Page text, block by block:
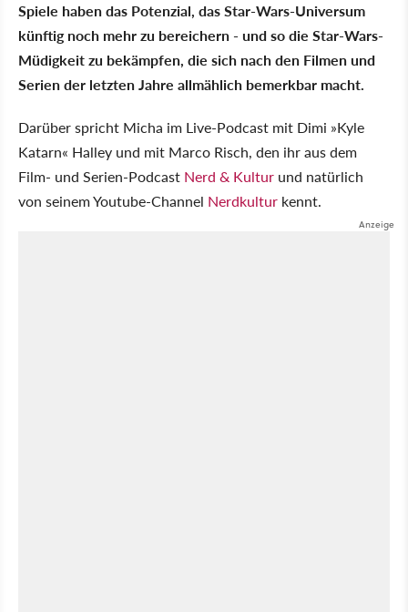
Spiele haben das Potenzial, das Star-Wars-Universum
künftig noch mehr zu bereichern - und so die Star-Wars-
Müdigkeit zu bekämpfen, die sich nach den Filmen und
Serien der letzten Jahre allmählich bemerkbar macht.
Darüber spricht Micha im Live-Podcast mit Dimi »Kyle
Katarn« Halley und mit Marco Risch, den ihr aus dem
Film- und Serien-Podcast Nerd & Kultur und natürlich
von seinem Youtube-Channel Nerdkultur kennt.